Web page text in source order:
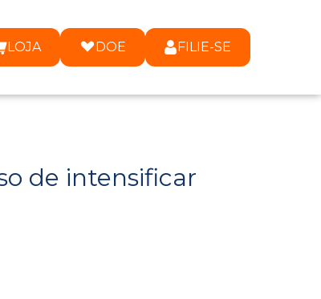
LOJA DOE FILIE-SE
de intensificar